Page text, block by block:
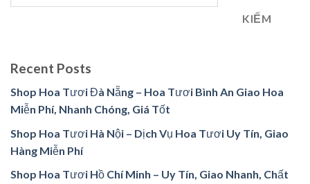
KIẾM
Recent Posts
Shop Hoa Tươi Đà Nẵng – Hoa Tươi Bình An Giao Hoa
Miễn Phí, Nhanh Chóng, Giá Tốt
Shop Hoa Tươi Hà Nội – Dịch Vụ Hoa Tươi Uy Tín, Giao
Hàng Miễn Phí
Shop Hoa Tươi Hồ Chí Minh – Uy Tín, Giao Nhanh, Chất